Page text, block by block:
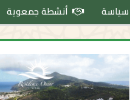
سياسة أنشطة جمعوية